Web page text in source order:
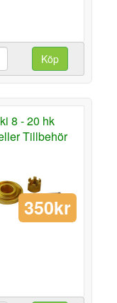
Köp
8 - 20 hk
Tillbehör
350kr